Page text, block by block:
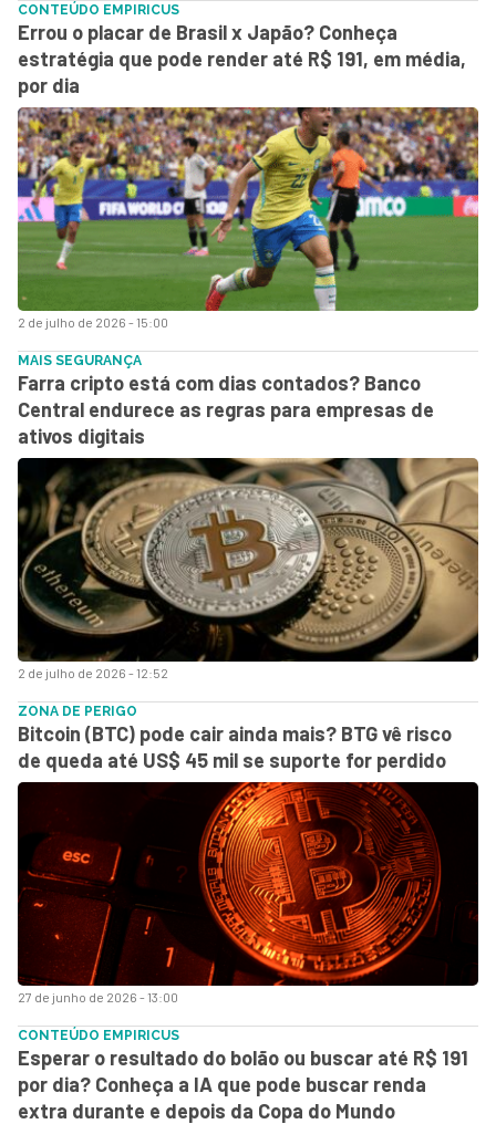
2 de julho de 2026 - 15:00
CONTEÚDO EMPIRICUS
Errou o placar de Brasil x Japão? Conheça
estratégia que pode render até R$ 191, em média,
por dia
2 de julho de 2026 - 12:52
MAIS SEGURANÇA
Farra cripto está com dias contados? Banco
Central endurece as regras para empresas de
ativos digitais
27 de junho de 2026 - 13:00
ZONA DE PERIGO
Bitcoin (BTC) pode cair ainda mais? BTG vê risco
de queda até US$ 45 mil se suporte for perdido
CONTEÚDO EMPIRICUS
Esperar o resultado do bolão ou buscar até R$ 191
por dia? Conheça a IA que pode buscar renda
extra durante e depois da Copa do Mundo